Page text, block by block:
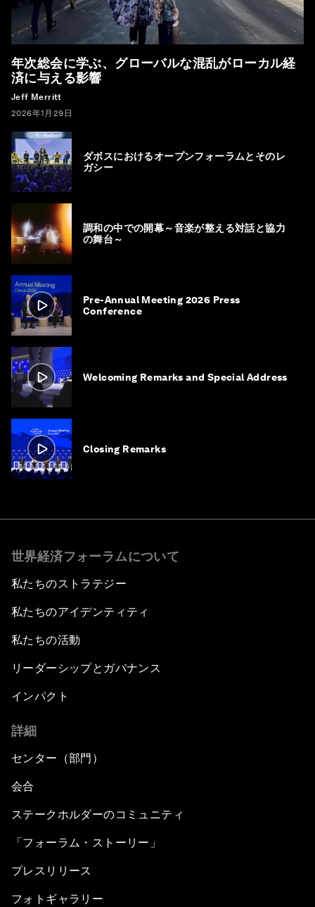
年次総会に学ぶ、グローバルな混乱がローカル経
済に与える影響
Jeff Merritt
2026年1月29日
ダボスにおけるオープンフォーラムとそのレ
ガシー
調和の中での開幕～音楽が整える対話と協力
の舞台～
Pre-Annual Meeting 2026 Press
Conference
Welcoming Remarks and Special Address
Closing Remarks
世界経済フォーラムについて
私たちのストラテジー
私たちのアイデンティティ
私たちの活動
リーダーシップとガバナンス
インパクト
詳細
センター（部門）
会合
ステークホルダーのコミュニティ
「フォーラム・ストーリー」
プレスリリース
フォトギャラリー